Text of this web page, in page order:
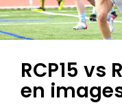
RCP15 vs
en